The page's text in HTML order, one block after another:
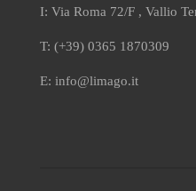
I: Via Roma 72/F , Vallio
T: (+39) 0365 1870309
E: info@limago.it